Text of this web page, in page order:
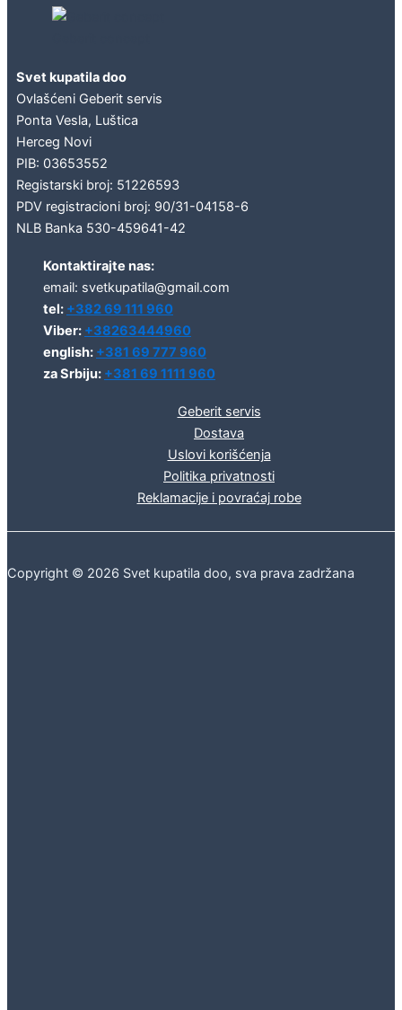
Svet kupatila doo
Ovlašćeni Geberit servis
Ponta Vesla, Luštica
Herceg Novi
PIB: 03653552
Registarski broj: 51226593
PDV registracioni broj: 90/31-04158-6
NLB Banka 530-459641-42
Kontaktirajte nas:
email: svetkupatila@gmail.com
tel: +382 69 111 960
Viber: +38263444960
english: +381 69 777 960
za Srbiju: +381 69 1111 960
Geberit servis
Dostava
Uslovi korišćenja
Politika privatnosti
Reklamacije i povraćaj robe
Copyright © 2026 Svet kupatila doo, sva prava zadržana